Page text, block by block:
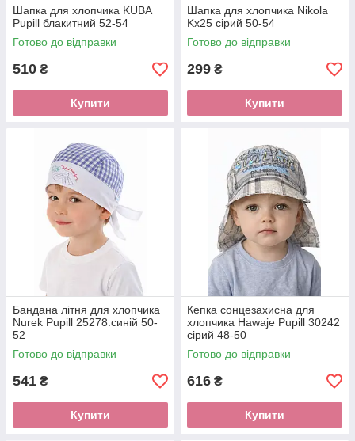
Шапка для хлопчика KUBA
Pupill блакитний 52-54
Готово до відправки
510 ₴
Купити
Шапка для хлопчика Nikola
Kx25 сірий 50-54
Готово до відправки
299 ₴
Купити
Бандана літня для хлопчика
Nurek Pupill 25278.синій 50-
52
Готово до відправки
541 ₴
Купити
Кепка сонцезахисна для
хлопчика Hawaje Pupill 30242
сірий 48-50
Готово до відправки
616 ₴
Купити